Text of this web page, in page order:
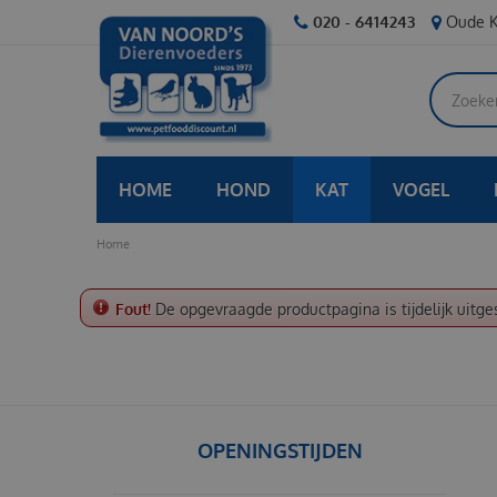
Home
020 - 6414243 Oude
HOME HOND KAT VOGEL
Fout! De opgevraagde productpagina is tijdelijk
OPENINGSTIJDEN